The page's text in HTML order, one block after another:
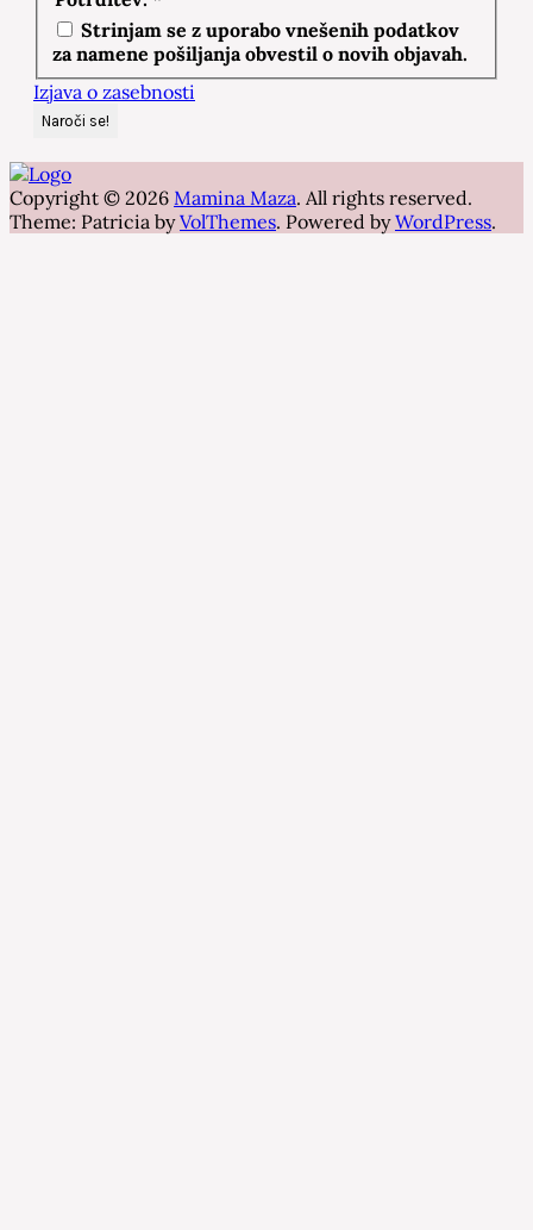
Strinjam se z uporabo vnešenih podatkov
za namene pošiljanja obvestil o novih objavah.
Izjava o zasebnosti
Copyright © 2026 Mamina Maza. All rights reserved.
Theme: Patricia byVolThemes. Powered byWordPress.